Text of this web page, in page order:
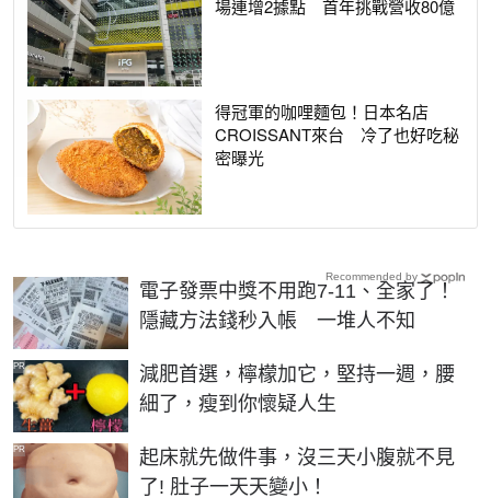
場連增2據點 首年挑戰營收80億
得冠軍的咖哩麵包！日本名店
CROISSANT來台 冷了也好吃秘
密曝光
電子發票中獎不用跑7-11、全家了！
隱藏方法錢秒入帳 一堆人不知
減肥首選，檸檬加它，堅持一週，腰
細了，瘦到你懷疑人生
PR
起床就先做件事，沒三天小腹就不見
了! 肚子一天天變小！
PR
Recommended by